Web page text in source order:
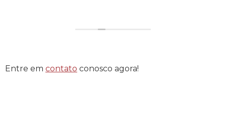
Entre em contato conosco agora!